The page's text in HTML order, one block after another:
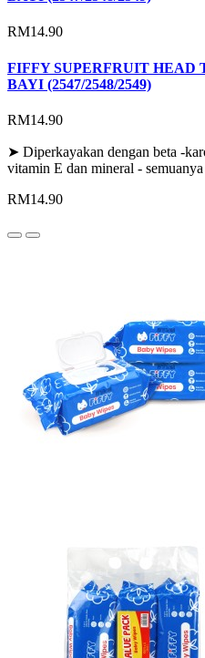
RM14.90
FIFFY SUPERFRUIT HEAD
BAYI (2547/2548/2549)
RM14.90
➤ Diperkayakan dengan beta -
vitamin E dan mineral -
RM14.90